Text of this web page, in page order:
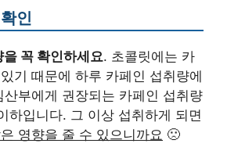
인
을 꼭 확인하세요. 초콜릿에는 카
기 때문에 하루 카페인 섭취량에
산부에게 권장되는 카페인 섭취량
하입니다. 그 이상 섭취하게 되면
영향을 줄 수 있으니까요 🙁